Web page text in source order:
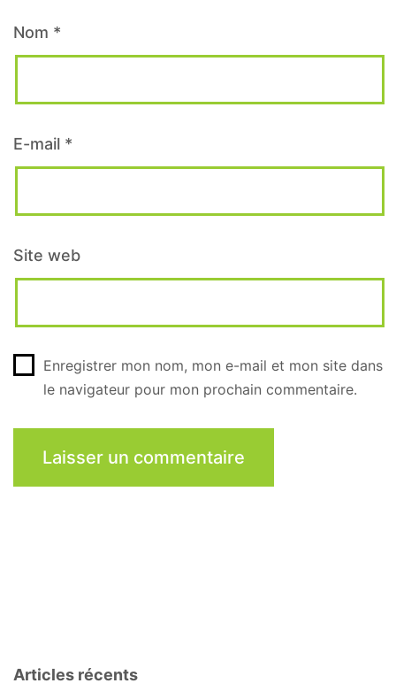
Nom *
E-mail *
Site web
Enregistrer mon nom, mon e-mail et mon site dans
le navigateur pour mon prochain commentaire.
Articles récents